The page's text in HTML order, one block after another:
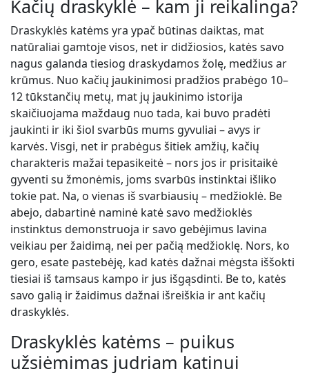
Kačių draskyklė – kam ji reikalinga?
Draskyklės katėms yra ypač būtinas daiktas, mat
natūraliai gamtoje visos, net ir didžiosios, katės savo
nagus galanda tiesiog draskydamos žolę, medžius ar
krūmus. Nuo kačių jaukinimosi pradžios prabėgo 10–
12 tūkstančių metų, mat jų jaukinimo istorija
skaičiuojama maždaug nuo tada, kai buvo pradėti
jaukinti ir iki šiol svarbūs mums gyvuliai – avys ir
karvės. Visgi, net ir prabėgus šitiek amžių, kačių
charakteris mažai tepasikeitė – nors jos ir prisitaikė
gyventi su žmonėmis, joms svarbūs instinktai išliko
tokie pat. Na, o vienas iš svarbiausių – medžioklė. Be
abejo, dabartinė naminė katė savo medžioklės
instinktus demonstruoja ir savo gebėjimus lavina
veikiau per žaidimą, nei per pačią medžioklę. Nors, ko
gero, esate pastebėję, kad katės dažnai mėgsta iššokti
tiesiai iš tamsaus kampo ir jus išgąsdinti. Be to, katės
savo galią ir žaidimus dažnai išreiškia ir ant kačių
draskyklės.
Draskyklės katėms – puikus
užsiėmimas judriam katinui